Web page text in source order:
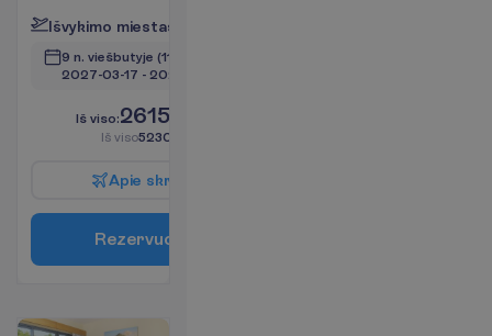
Išvykimo miestas
9 n. viešbutyje (11 n. iš viso)
2027-03-17 - 2027-03-27
Iš viso:2615.00
Iš viso5230.00
Apie skr
Rezervuo